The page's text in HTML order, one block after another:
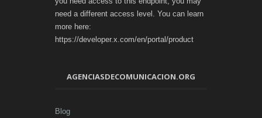
need a different access level. You can learn
more here:
https://developer.x.com/en/portal/product
AGENCIASDECOMUNICACION.ORG
Blog